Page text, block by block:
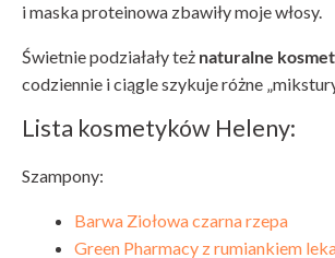
i maska proteinowa zbawiły moje włosy.
Świetnie podziałały też naturalne
codziennie i ciągle szykuje różne
Lista kosmetyków Heleny:
Szampony:
Barwa Ziołowa czarna rzepa
Green Pharmacy z rumiankiem